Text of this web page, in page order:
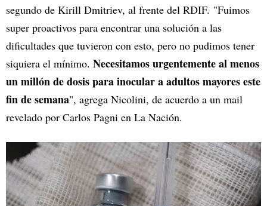
segundo de Kirill Dmitriev, al frente del RDIF. "Fuimos
super proactivos para encontrar una solución a las
dificultades que tuvieron con esto, pero no pudimos tener
siquiera el mínimo. Necesitamos urgentemente al menos
un millón de dosis para inocular a adultos mayores este
fin de semana", agrega Nicolini, de acuerdo a un mail
revelado por Carlos Pagni en La Nación.